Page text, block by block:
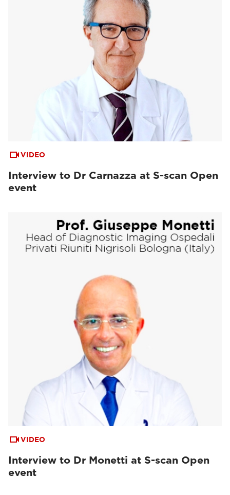
VIDEO
Interview to Dr Carnazza at S-scan Open
event
VIDEO
Interview to Dr Monetti at S-scan Open
event